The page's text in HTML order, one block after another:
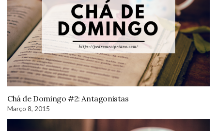
Chá de Domingo #2: Antagonistas
Março 8, 2015